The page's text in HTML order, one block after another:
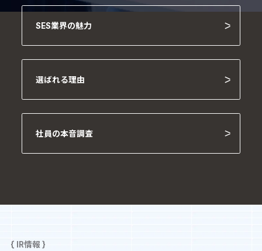
SES業界の魅力
選ばれる理由
社員の本音調査
{ IR情報 }